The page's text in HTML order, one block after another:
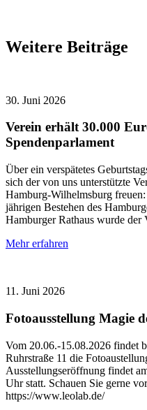
Weitere Beiträge
30. Juni 2026
Verein erhält 30.000
Spendenparlament
Über ein verspätetes
sich der von uns unterstützte
Hamburg-Wilhelmsburg
jährigen Bestehen des
Hamburger Rathaus wurde der
Mehr erfahren
11. Juni 2026
Fotoausstellung Magie
Vom 20.06.-15.08.2026 findet
Ruhrstraße 11 die
Ausstellungseröffnung findet
Uhr statt. Schauen Sie gerne
https://www.leolab.de/